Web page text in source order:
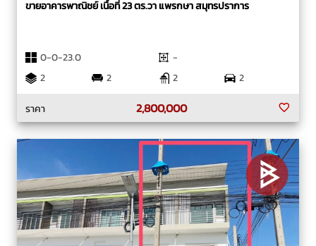
ขายอาคารพาณิชย์ เนื้อที่ 23 ตร.วา แพรกษา สมุทรปราการ
0-0-23.0
-
2
2 2
2
ราคา
2,800,000